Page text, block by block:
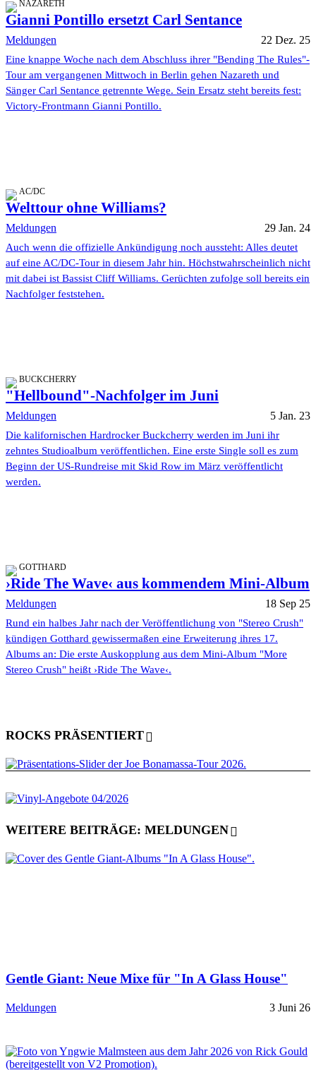
NAZARETH
Gianni Pontillo ersetzt Carl Sentance
Meldungen 22 Dez. 25
Eine knappe Woche nach dem Abschluss ihrer "Bending The Rules"-
Tour am vergangenen Mittwoch in Berlin gehen Nazareth und
Sänger Carl Sentance getrennte Wege. Sein Ersatz steht bereits fest:
Victory-Frontmann Gianni Pontillo.
AC/DC
Welttour ohne Williams?
Meldungen 29 Jan. 24
Auch wenn die offizielle Ankündigung noch aussteht: Alles deutet
auf eine AC/DC-Tour in diesem Jahr hin. Höchstwahrscheinlich nicht
mit dabei ist Bassist Cliff Williams. Gerüchten zufolge soll bereits ein
Nachfolger feststehen.
BUCKCHERRY
"Hellbound"-Nachfolger im Juni
Meldungen 5 Jan. 23
Die kalifornischen Hardrocker Buckcherry werden im Juni ihr
zehntes Studioalbum veröffentlichen. Eine erste Single soll es zum
Beginn der US-Rundreise mit Skid Row im März veröffentlicht
werden.
GOTTHARD
›Ride The Wave‹ aus kommendem Mini-Album
Meldungen 18 Sep 25
Rund ein halbes Jahr nach der Veröffentlichung von "Stereo Crush"
kündigen Gotthard gewissermaßen eine Erweiterung ihres 17.
Albums an: Die erste Auskopplung aus dem Mini-Album "More
Stereo Crush" heißt ›Ride The Wave‹.
ROCKS PRÄSENTIERT
WEITERE BEITRÄGE: MELDUNGEN
Gentle Giant: Neue Mixe für "In A Glass House"
Meldungen 3 Juni 26